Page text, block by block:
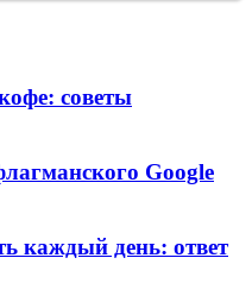
советы
Google
каждый день: ответ